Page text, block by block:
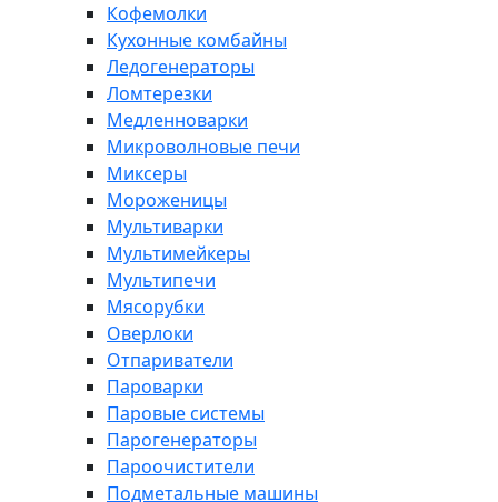
Кофемолки
Кухонные комбайны
Ледогенераторы
Ломтерезки
Медленноварки
Микроволновые печи
Миксеры
Мороженицы
Мультиварки
Мультимейкеры
Мультипечи
Мясорубки
Оверлоки
Отпариватели
Пароварки
Паровые системы
Парогенераторы
Пароочистители
Подметальные машины